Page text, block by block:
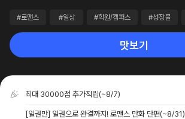
#로맨스 #일상 #학원/캠퍼스 #성장물
맛보기
최대 30000점 추가적립(~8/7)
[일권만] 일권으로 완결까지! 로맨스 만화 단편(~8/31)